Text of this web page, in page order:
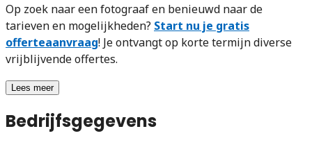
Op zoek naar een fotograaf en benieuwd naar de
tarieven en mogelijkheden? Start nu je gratis
offerteaanvraag! Je ontvangt op korte termijn diverse
vrijblijvende offertes.
Lees meer
Bedrijfsgegevens